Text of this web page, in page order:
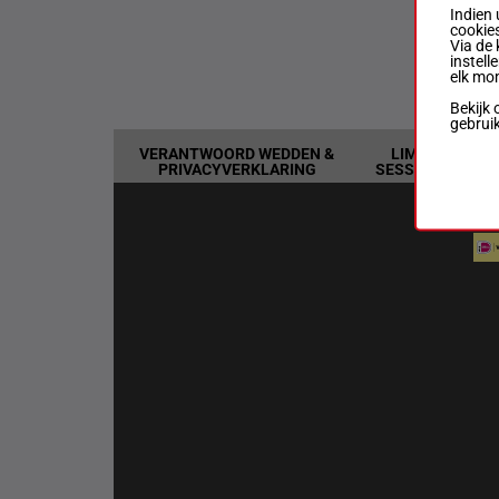
070
VERANTWOORD WEDDEN &
PRIVACYVERKLARING
LIMIETEN &
SESSIEDETAILS
Indien
Via de
elk
Bekijk